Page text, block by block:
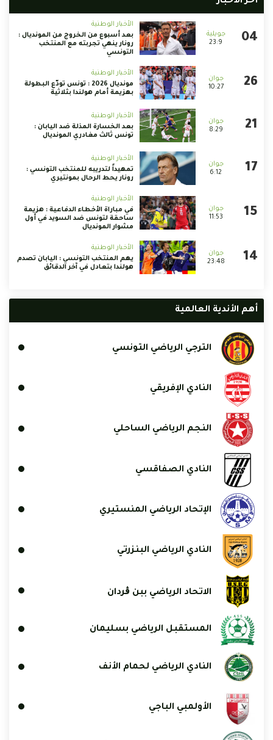
23:9
الأخبار الوطنية
بعد أسبوع من الخروج من المونديال :
رونار ينهي تجربته مع المنتخب
التونسي
10:27
الأخبار الوطنية
مونديال 2026 : تونس تودّع البطولة
بهزيمة أمام هولندا بثلاثية
8:29
الأخبار الوطنية
بعد الخسارة المذلة ضد اليابان :
تونس ثالث مغادري المونديال
6:12
الأخبار الوطنية
تمهيداً لتدريبه للمنتخب التونسي :
رونار يحط الرحال بمونتيري
11:53
الأخبار الوطنية
في مباراة الأخطاء الدفاعية : هزيمة
ساحقة لتونس ضد السويد في أول
مشوار المونديال
23:48
الأخبار الوطنية
يهم المنتخب التونسي : اليابان تصدم
هولندا بتعادل في آخر الدقائق
أهم الأندية العالمية
الترجي الرياضي التونسي
النادي الإفريقي
النجم الرياضي الساحلي
النادي الصفاقسي
الإتحاد الرياضي المنستيري
النادي الرياضي البنزرتي
الاتحاد الرياضي ببن ڨردان
المستقبل الرياضي بسليمان
النادي الرياضي لحمام الأنف
الأولمبي الباجي